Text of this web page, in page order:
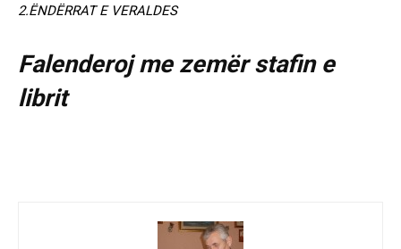
2.ËNDËRRAT E VERALDES
Falenderoj me zemër stafin e
librit